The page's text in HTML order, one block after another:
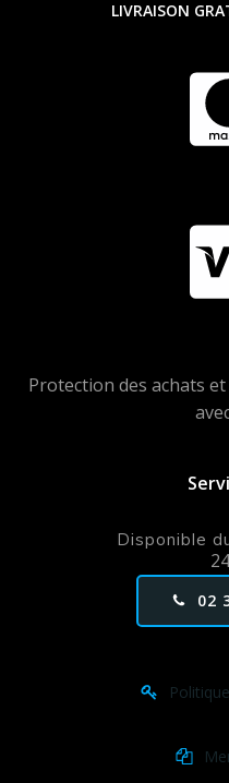
LIVRAISON
Protection des achats
Disponible
02